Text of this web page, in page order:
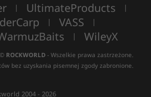
| UltimateProducts |
| VASS |
| WileyX
ROCKWORLD - Wszelkie prawa zastrzeżone.
bez uzyskania pisemnej zgody zabronione.
2004 - 2026